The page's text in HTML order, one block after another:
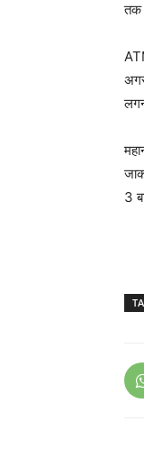
तक
3